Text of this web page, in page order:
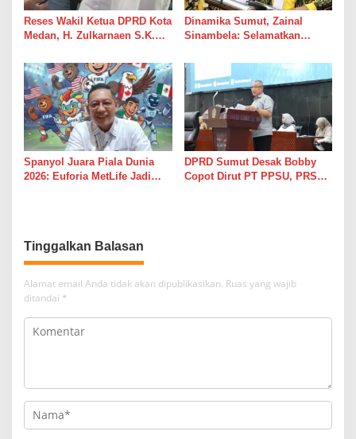
Reses Wakil Ketua DPRD Kota
Medan, H. Zulkarnaen S.K.M
Jalan Pimpinan Medan
Perjuangan Diaspal Mulus
Dinamika Sumut, Zainal
Sinambela: Selamatkan
Spanyol Juara Piala Dunia
2026: Euforia MetLife Jadi
DPRD Sumut Desak Bobby
Copot Dirut PT PPSU, PRSU
Tinggalkan Balasan
Alamat email Anda tidak akan dipublikasikan. Ruas yang wajib
ditandai *